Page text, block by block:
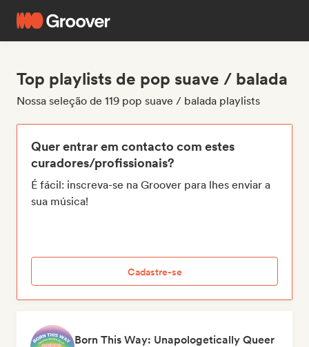
Top playlists de pop suave / balada
Nossa seleção de 119 pop suave / balada playlists
Quer entrar em contacto com estes
curadores/profissionais?
É fácil: inscreva-se na Groover para lhes enviar a
sua música!
Cadastre-se
Born This Way: Unapologetically Queer